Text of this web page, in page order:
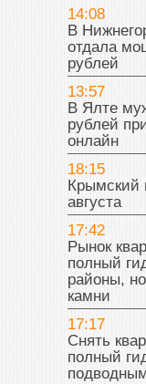
14:08
В
отдала
рублей
13:57
В Ялте
рублей
онлайн
18:15
Крымский
августа
17:42
Рынок
полный
районы,
камни
17:17
Снять
полный